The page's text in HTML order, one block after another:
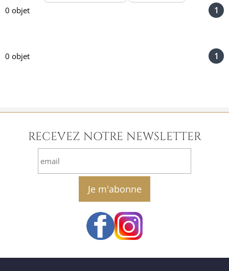
0 objet 1
0 objet 1
RECEVEZ NOTRE NEWSLETTER
email